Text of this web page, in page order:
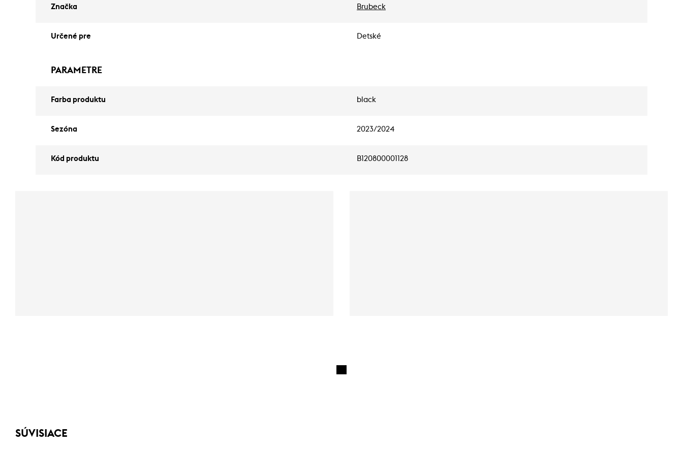
Značka Brubeck
Určené pre Detské
PARAMETRE
Farba produktu black
Sezóna 2023/2024
Kód produktu B120800001128
SÚVISIACE